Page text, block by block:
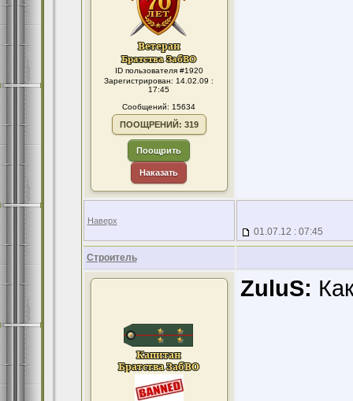
ID пользователя #1920
Зарегистрирован: 14.02.09 :
17:45
Сообщений: 15634
ПООЩРЕНИЙ: 319
Поощрить
Наказать
Наверх
01.07.12 : 07:45
Строитель
ZuluS: